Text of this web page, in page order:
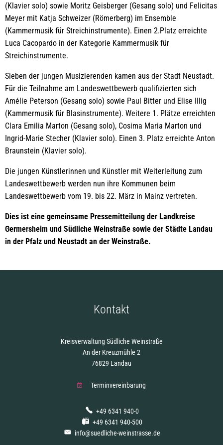
(Klavier solo) sowie Moritz Geisberger (Gesang solo) und Felicitas
Meyer mit Katja Schweizer (Römerberg) im Ensemble
(Kammermusik für Streichinstrumente). Einen 2.Platz erreichte
Luca Cacopardo in der Kategorie Kammermusik für
Streichinstrumente.
Sieben der jungen Musizierenden kamen aus der Stadt Neustadt.
Für die Teilnahme am Landeswettbewerb qualifizierten sich
Amélie Peterson (Gesang solo) sowie Paul Bitter und Elise Illig
(Kammermusik für Blasinstrumente). Weitere 1. Plätze erreichten
Clara Emilia Marton (Gesang solo), Cosima Maria Marton und
Ingrid-Marie Stecher (Klavier solo). Einen 3. Platz erreichte Anton
Braunstein (Klavier solo).
Die jungen Künstlerinnen und Künstler mit Weiterleitung zum
Landeswettbewerb werden nun ihre Kommunen beim
Landeswettbewerb vom 19. bis 22. März in Mainz vertreten.
Dies ist eine gemeinsame Pressemitteilung der Landkreise
Germersheim und Südliche Weinstraße sowie der Städte Landau
in der Pfalz und Neustadt an der Weinstraße.
Kontakt
Kreisverwaltung Südliche Weinstraße
An der Kreuzmühle 2
76829 Landau
Terminvereinbarung
+49 6341 940-0
+49 6341 940-500
info@suedliche-weinstrasse.de